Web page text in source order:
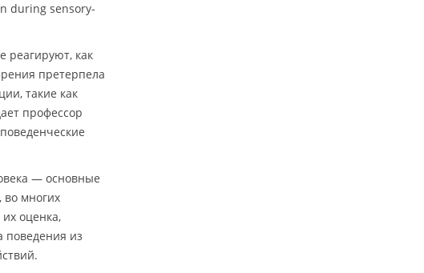
during sensory-
реагируют, как
претерпела
такие как
профессор
— основные
во многих
оценка,
поведения из